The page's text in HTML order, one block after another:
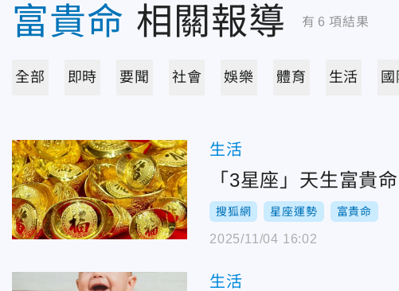
富貴命 相關報導 有 6 項結果
全部 即時 要聞 社會 娛樂 體育 生活 國
生活
「3星座」天生富貴
搜狐網 星座運勢 富貴命
2025/11/04 16:02
生活